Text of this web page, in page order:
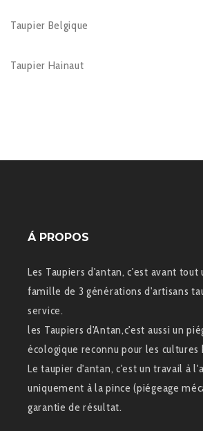
Taupier Belgique
Taupier Hainaut
Á PROPOS
Les Taupiers d'antan, c'est avant tout
famille de 3 générations d'artisans
service.
les Taupiers d'Antan,c'est aussi un
écologique reconnu pour les cultures
Le taupier d'antan, c'est un travail à
uniquement à la pince (piégeage
garantie de résultat.